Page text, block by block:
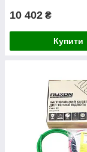
10 402 ₴
Купити